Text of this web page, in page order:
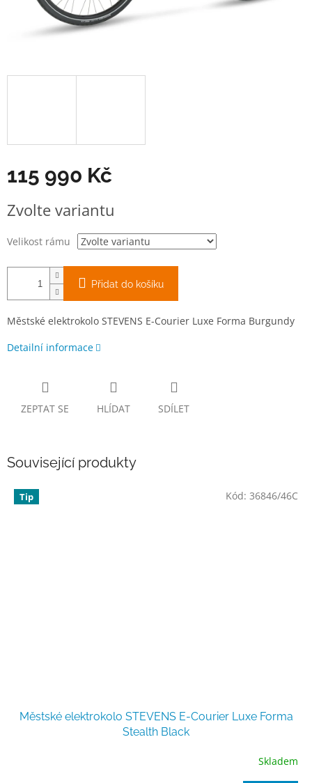
115 990 Kč
cena:
Zvolte variantu
Velikost rámu
Přidat do košíku
Městské elektrokolo STEVENS E-Courier Luxe Forma Burgundy
Detailní informace
ZEPTAT SE HLÍDAT SDÍLET
Související produkty
Tip
Městské elektrokolo STEVENS E-Courier Luxe Forma
Stealth Black
Skladem
Kód: 36846/46C